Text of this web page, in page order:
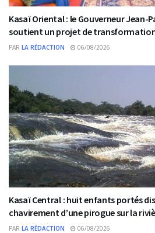
Kasaï Oriental : le Gouverneur Jean-
soutient un projet de
PAR LA RÉDACTION 06/08/2026
Kasaï Central : huit enfants portés
chavirement d’une pirogue sur la
PAR LA RÉDACTION 06/08/2026